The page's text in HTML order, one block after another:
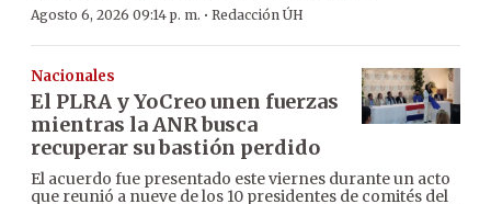
Agosto 6, 2026 09:14 p. m. · Redacción ÚH
Nacionales
El PLRA y YoCreo unen fuerzas
mientras la ANR busca
recuperar su bastión perdido
El acuerdo fue presentado este viernes durante un acto
que reunió a nueve de los 10 presidentes de comités del